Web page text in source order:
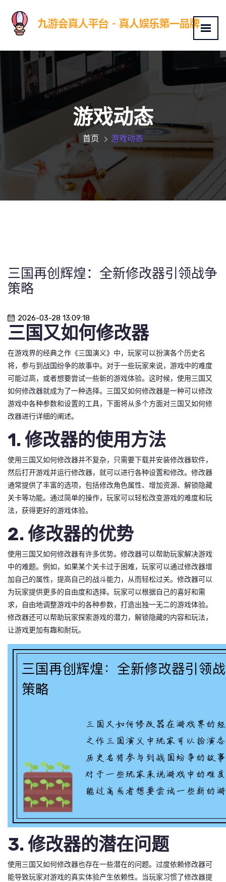
游戏动态
首页 游戏动态
三国再创辉煌：全新修改器引领战争
策略
2026-03-28 13:09:18
三国又如何修改器
在游戏界的经典之作《三国演义》中，玩家可以扮演各个历史名
将，参与到战国纷争的故事中。对于一些玩家来说，游戏中的难度
可能过高，或者想要尝试一些新的游戏体验。这时候，使用三国又
如何修改器就成为了一种选择。三国又如何修改器是一种可以修改
游戏中各种参数和设置的工具，下面将从多个方面对三国又如何修
改器进行详细的阐述。
1. 修改器的使用方法
使用三国又如何修改器并不复杂，只需要下载并安装修改器软件，
然后打开游戏并运行修改器，就可以进行各种设置和修改。修改器
通常提供了丰富的选项，包括修改角色属性、增加资源、解锁隐藏
关卡等功能。通过简单的操作，玩家可以轻松改变游戏的难度和玩
法，获得更好的游戏体验。
2. 修改器的优势
使用三国又如何修改器有许多优势。修改器可以帮助玩家解决游戏
中的难题。例如，如果某个关卡过于困难，玩家可以通过修改器增
加自己的属性，提高自己的战斗能力，从而轻松过关。修改器可以
为玩家提供更多的自由度和选择。玩家可以根据自己的喜好和需
求，自由地调整游戏中的各种参数，打造出独一无二的游戏体验。
修改器还可以帮助玩家探索游戏的潜力，解锁隐藏的内容和玩法，
让游戏更加有趣和耐玩。
3. 修改器的潜在问题
使用三国又如何修改器也存在一些潜在的问题。过度依赖修改器可
能导致玩家对游戏的真实体验产生依赖性。当玩家习惯了修改器提